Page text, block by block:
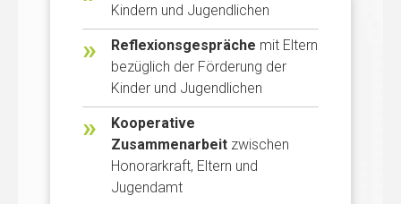
Kindern und Jugendlichen
Reflexionsgespräche mit Eltern
bezüglich der Förderung der
Kinder und Jugendlichen
Kooperative
Zusammenarbeitzwischen
Honorarkraft, Eltern und
Jugendamt